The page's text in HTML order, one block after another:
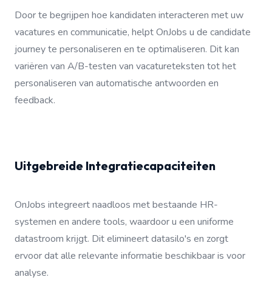
Door te begrijpen hoe kandidaten interacteren met uw
vacatures en communicatie, helpt OnJobs u de candidate
journey te personaliseren en te optimaliseren. Dit kan
variëren van A/B-testen van vacatureteksten tot het
personaliseren van automatische antwoorden en
feedback.
Uitgebreide Integratiecapaciteiten
OnJobs integreert naadloos met bestaande HR-
systemen en andere tools, waardoor u een uniforme
datastroom krijgt. Dit elimineert datasilo's en zorgt
ervoor dat alle relevante informatie beschikbaar is voor
analyse.